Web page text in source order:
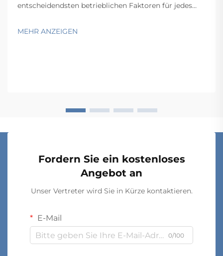
entscheidendsten betrieblichen Faktoren für jedes
Distributionszentrum verwalten – die Art und Weise,
MEHR ANZEIGEN
Fordern Sie ein kostenloses
Angebot an
Unser Vertreter wird Sie in Kürze kontaktieren.
E-Mail
0/100